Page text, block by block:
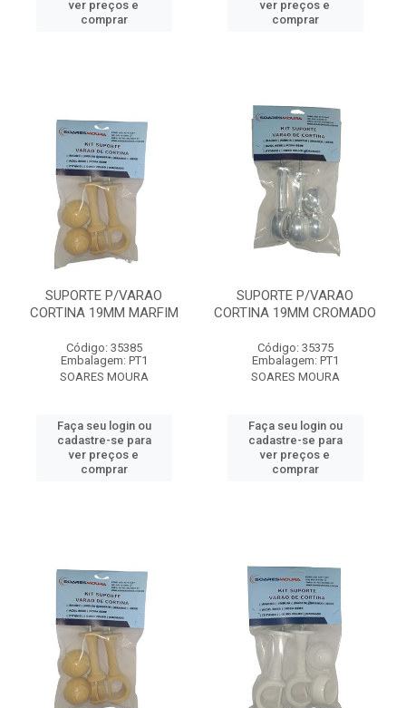
ver preços e
comprar
ver preços e
comprar
SUPORTE P/VARAO
CORTINA 19MM MARFIM
Código: 35385
Embalagem: PT1
SOARES MOURA
Faça seu login ou
cadastre-se para
ver preços e
comprar
SUPORTE P/VARAO
CORTINA 19MM CROMADO
Código: 35375
Embalagem: PT1
SOARES MOURA
Faça seu login ou
cadastre-se para
ver preços e
comprar